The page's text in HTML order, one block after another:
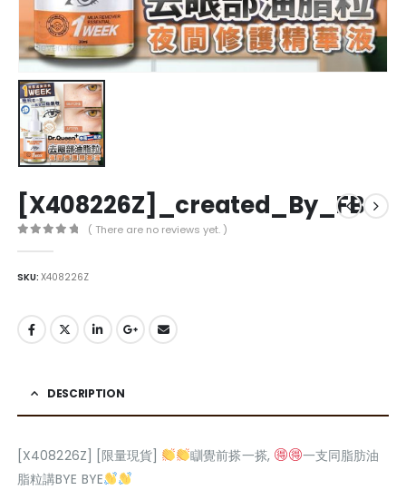
[X408226Z]_created_By_FB
( There are no reviews yet. )
SKU:X408226Z
DESCRIPTION
[X408226Z] [限量現貨] 瞓覺前搽一搽,
一支同脂肪油
脂粒講BYE BYE